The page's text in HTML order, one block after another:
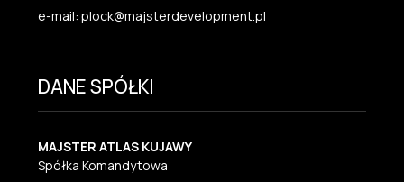
e-mail: plock@majsterdevelopment.pl
DANE SPÓŁKI
MAJSTER ATLAS KUJAWY
Spółka Komandytowa